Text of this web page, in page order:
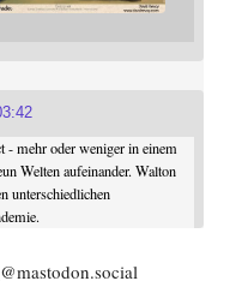
- mehr oder weniger in einem
Welten aufeinander. Walton
unterschiedlichen